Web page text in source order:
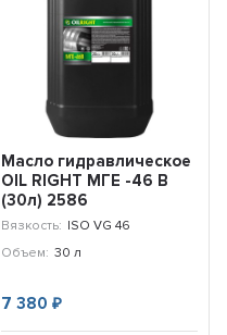
Масло гидравлическое
OIL RIGHT МГЕ -46 В
(30л) 2586
Вязкость: ISO VG 46
Объем: 30 л
7 380 ₽